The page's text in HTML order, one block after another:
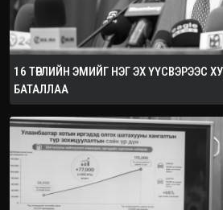
16 ТӨРЛИЙН ЭМИЙГ НЭГ ЭХ
БАТАЛЛАА